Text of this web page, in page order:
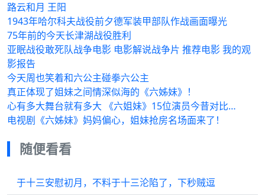
路云和月 王阳
1943年哈尔科夫战役前夕德军装甲部队作战画面曝光
75年前的今天长津湖战役胜利
亚眠战役敢死队战争电影 电影解说战争片 推荐电影 我的观
影报告
今天周也笑着和六公主碰拳六公主
真正体现了姐妹之间情深似海的《六姊妹》！
心有多大舞台就有多大 《六姐妹》15位演员今昔对比…
电视剧《六姊妹》妈妈偏心，姐妹抢房名场面来了！
随便看看
于十三安慰初月，不料于十三沦陷了，下秒贼逗